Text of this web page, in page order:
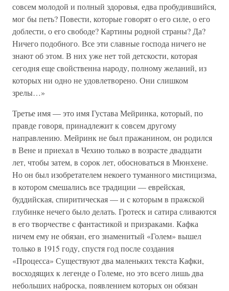
совсем молодой и полный здоровья, едва пробудившийся,
мог бы петь? Повести, которые говорят о его силе, о его
доблести, о его свободе? Картины родной страны? Да?
Ничего подобного. Все эти славные господа ничего не
знают об этом. В них уже нет той детскости, которая
сегодня еще свойственна народу, полному желаний, из
которых ни одно не удовлетворено. Они слишком
зрелы…»
Третье имя — это имя Густава Мейринка, который, по
правде говоря, принадлежит к совсем другому
направлению. Мейринк не был пражанином, он родился
в Вене и приехал в Чехию только в возрасте двадцати
лет, чтобы затем, в сорок лет, обосноваться в Мюнхене.
Но он был изобретателем некоего туманного мистицизма,
в котором смешались все традиции — еврейская,
буддийская, спиритическая — и с которым в пражской
глубинке нечего было делать. Гротеск и сатира сливаются
в его творчестве с фантастикой и призраками. Кафка
ничем ему не обязан, его знаменитый «Голем» вышел
только в 1915 году, спустя год после создания
«Процесса» Существуют два маленьких текста Кафки,
восходящих к легенде о Големе, но это всего лишь два
небольших наброска, появлением которых он обязан